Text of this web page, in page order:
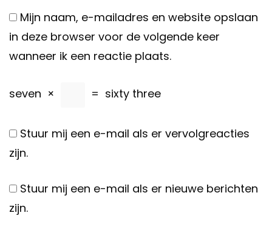
Mijn naam, e-mailadres en website opslaan
in deze browser voor de volgende keer
wanneer ik een reactie plaats.
seven × = sixty three
Stuur mij een e-mail als er vervolgreacties
zijn.
Stuur mij een e-mail als er nieuwe berichten
zijn.